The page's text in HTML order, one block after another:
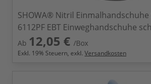
SHOWA® Nitril Einmalhandschuhe
6112PF EBT Einweghandschuhe
Ab 12,05 € /Box
Exkl. 19% Steuern, exkl. Versandkosten